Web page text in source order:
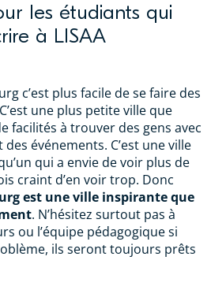
les étudiants qui
à LISAA
c’est plus facile de se faire des
une plus petite ville que
facilités à trouver des gens avec
événements. C’est une ville
qui a envie de voir plus de
craint d’en voir trop. Donc
est une ville inspirante que
. N’hésitez surtout pas à
ou l’équipe pédagogique si
ils seront toujours prêts